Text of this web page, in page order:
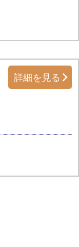
詳細を見る